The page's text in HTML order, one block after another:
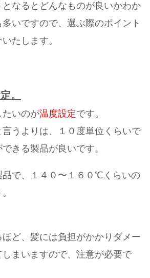
なるとどんなものが良いかわか
いですので、選ぶ際のポイント
たします。
。
たいのが温度設定です。
うよりは、１０度単位くらいで
きる製品が良いです。
品で、１４０〜１６０℃くらいの
ど、髪には負担がかかりダメー
まいますので、注意が必要で